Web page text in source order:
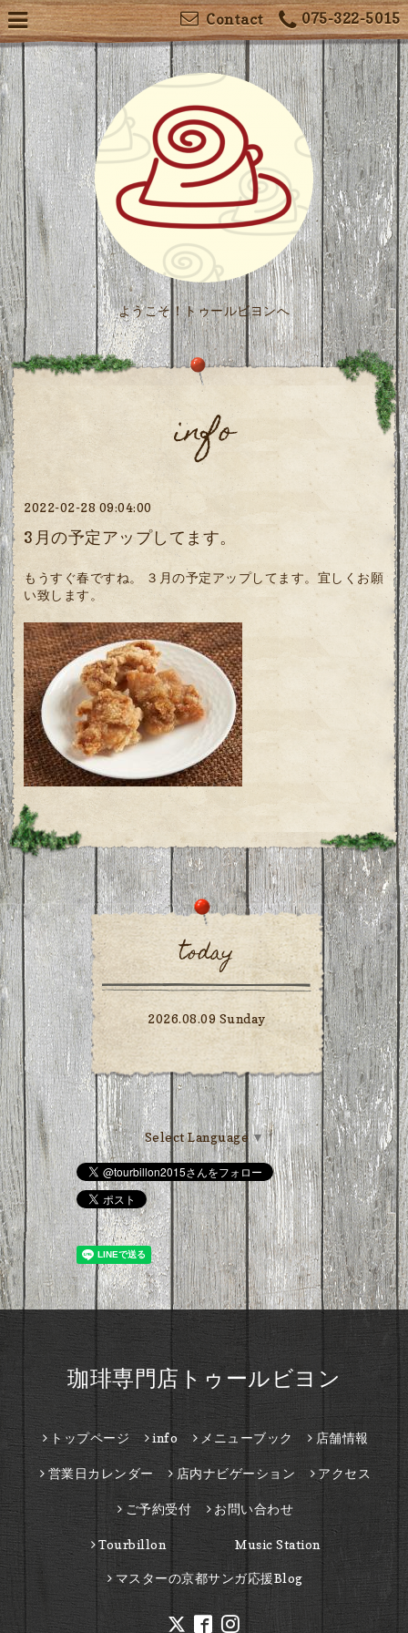
075-322-5015
Contact
ようこそ！トゥールビヨンへ
info
2022-02-28 09:04:00
3月の予定アップしてます。
もうすぐ春ですね。 ３月の予定アップしてます。宜しくお願
い致します。
today
2026.08.09 Sunday
Select Language ▼
珈琲専門店トゥールビヨン
トップページ info メニューブック 店舗情報
営業日カレンダー 店内ナビゲーション アクセス
ご予約受付 お問い合わせ
Tourbillon Music Station
マスターの京都サンガ応援Blog